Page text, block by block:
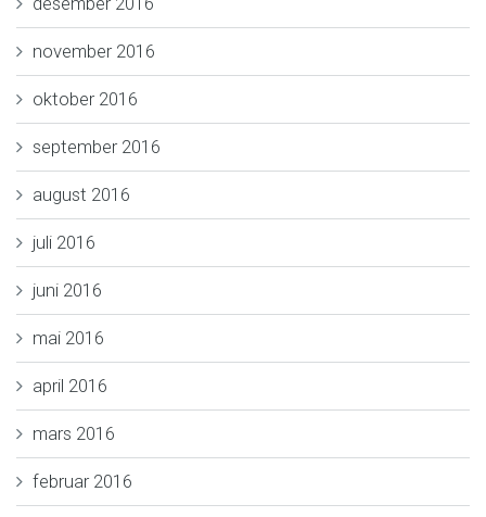
november 2016
oktober 2016
september 2016
august 2016
juli 2016
juni 2016
mai 2016
april 2016
mars 2016
februar 2016